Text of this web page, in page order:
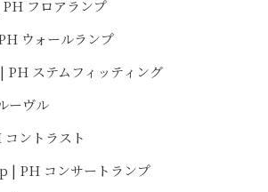
フロアランプ
ウォールランプ
ステムフィッティング
ーヴル
ントラスト
| PH コンサートランプ